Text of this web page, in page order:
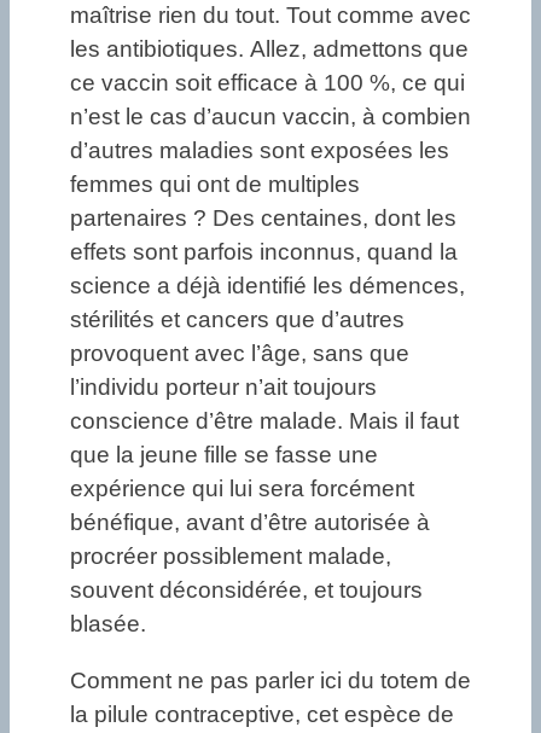
maîtrise rien du tout. Tout comme avec
les antibiotiques. Allez, admettons que
ce vaccin soit efficace à 100 %, ce qui
n’est le cas d’aucun vaccin, à combien
d’autres maladies sont exposées les
femmes qui ont de multiples
partenaires ? Des centaines, dont les
effets sont parfois inconnus, quand la
science a déjà identifié les démences,
stérilités et cancers que d’autres
provoquent avec l’âge, sans que
l’individu porteur n’ait toujours
conscience d’être malade. Mais il faut
que la jeune fille se fasse une
expérience qui lui sera forcément
bénéfique, avant d’être autorisée à
procréer possiblement malade,
souvent déconsidérée, et toujours
blasée.
Comment ne pas parler ici du totem de
la pilule contraceptive, cet espèce de